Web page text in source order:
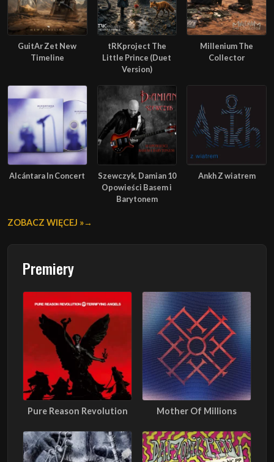
GuitAr Zet New
Timeline
tRKproject The
Little Prince (Duet
Version)
Millenium The
Collector
Alcántara In Concert
Szewczyk, Damian 10
Opowieści Basem i
Barytonem
Ankh Z wiatrem
ZOBACZ WIĘCEJ »
Premiery
Pure Reason Revolution Mother Of Millions